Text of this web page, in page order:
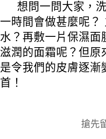
想問一問大家，
一時間會做甚麼呢？
水？再敷一片保濕面
滋潤的面霜呢？但原
是令我們的皮膚逐漸
首！
搶先